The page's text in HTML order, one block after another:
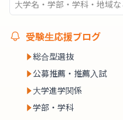
受験生応援ブログ
総合型選抜
公募推薦・推薦入試
大学進学関係
学部・学科